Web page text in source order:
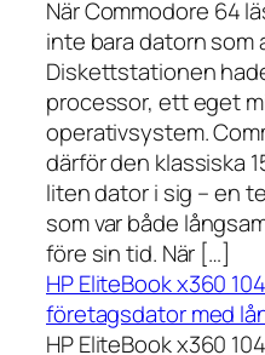
När Commodore 64
inte bara datorn som
Diskettstationen
processor, ett eget
operativsystem.
därför den klassiska
liten dator i sig – en
som var både
före sin tid. När […]
HP EliteBook x360
företagsdator med
HP EliteBook x360